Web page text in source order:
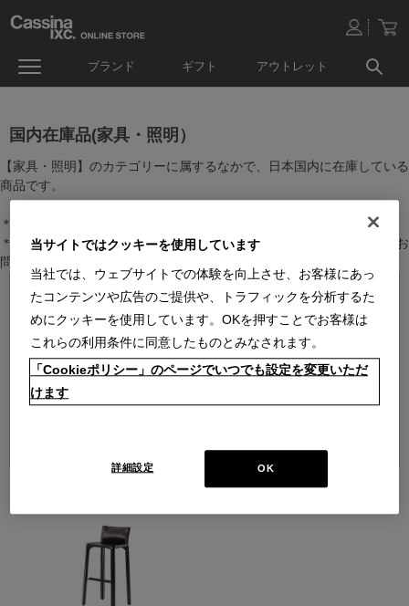
ブランド ギフト アウトレット
国内在庫品(家具・照明）
【家具・照明】のカテゴリーに属するなかで、日本国内に在庫している
商品です。
＊絞り込み機能で商品検索することができます。
＊全店舗で在庫を共有しておりますので、最新の在庫状況についてはお
問い合わせください。
当サイトではクッキーを使用しています
当社では、ウェブサイトでの体験を向上させ、お客様にあっ
たコンテンツや広告のご提供や、トラフィックを分析するた
めにクッキーを使用しています。OKを押すことでお客様は
これらの利用条件に同意したものとみなされます。
「Cookieポリシー」のページでいつでも設定を変更いただ
けます
OK
詳細設定